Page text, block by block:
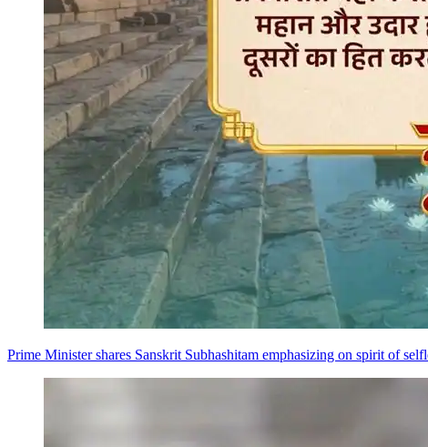
Prime Minister shares Sanskrit Subhashitam emphasizing on spirit of